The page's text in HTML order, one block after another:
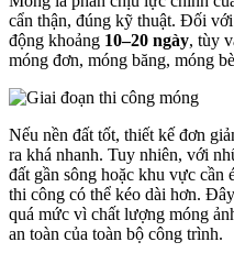
cẩn thận, đúng kỹ thuật. Đối
động khoảng 10–20 ngày, tùy
móng đơn, móng băng, móng
Nếu nền đất tốt, thiết kế đơn
ra khá nhanh. Tuy nhiên, với
đất gần sông hoặc khu vực cần
thi công có thể kéo dài hơn.
quá mức vì chất lượng móng
an toàn của toàn bộ công trình.